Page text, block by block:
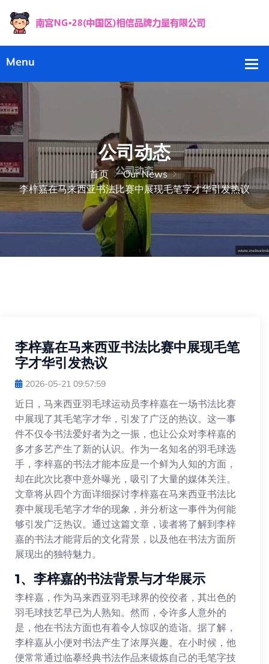
公司动态
首页
Our News
李梓嘉在马来西亚书法比赛中展现毛笔字才华引发热议
李梓嘉在马来西亚书法比赛中展现毛笔
字才华引发热议
2026-05-21 09:57:59
近日，马来西亚羽毛球运动员李梓嘉在一场书法比赛
中展现了其毛笔字才华，引发了广泛的热议。这一事
件不仅令书法爱好者为之一振，也让公众对李梓嘉的
多才多艺产生了新的认识。作为一名知名的羽毛球选
手，李梓嘉的书法才能本应是一个鲜为人知的方面，
却在此次比赛中意外曝光，吸引了大量的媒体关注。
文章将从四个方面详细探讨李梓嘉在马来西亚书法比
赛中展现毛笔字才华的现象，并分析这一事件为何能
够引发广泛热议。通过这篇文章，读者将了解到李梓
嘉的书法才能背后的文化背景，以及他在书法方面所
展现出的独特魅力。
1、李梓嘉的书法背景与才华展示
李梓嘉，作为马来西亚羽毛球界的佼佼者，其出色的
羽毛球技艺早已为人熟知。然而，令许多人意外的
是，他在书法方面也有着令人惊叹的造诣。据了解，
李梓嘉从小便对书法产生了浓厚兴趣。在小时候，他
便常常通过临摹经典书法作品来锻炼自己的毛笔字技